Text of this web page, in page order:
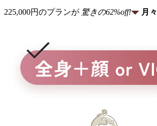
225,000円のプランが 驚きの62%off! 月々